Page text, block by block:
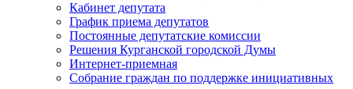
Кабинет депутата
График приема депутатов
Постоянные депутатские комиссии
Решения Курганской городской Думы
Интернет-приемная
Собрание граждан по поддержке инициативных